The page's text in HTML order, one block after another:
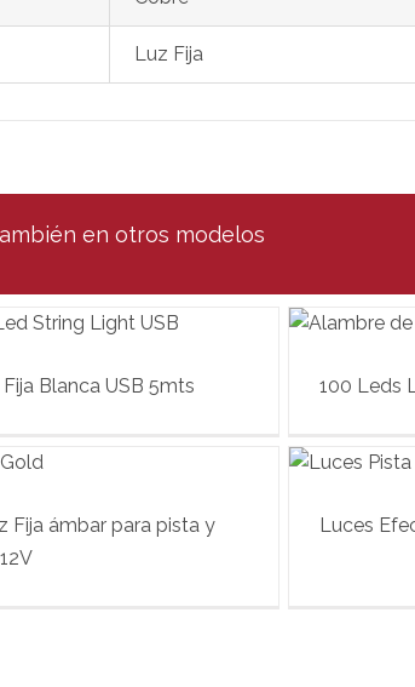
Luz Fija
en otros modelos
Blanca USB 5mts 100 Leds
Fija ámbar para pista y
Luces